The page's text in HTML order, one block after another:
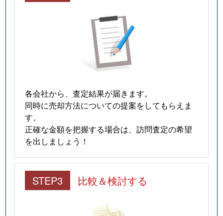
各会社から、査定結果が届きます。
同時に売却方法についての提案をしてもらえま
す。
正確な金額を把握する場合は、訪問査定の希望
を出しましょう！
STEP3 比較＆検討する